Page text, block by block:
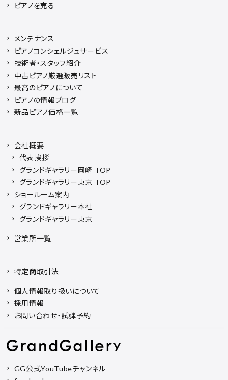
ピアノを売る
メンテナンス
ピアノコンシェルジュサービス
技術者・スタッフ紹介
中古ピアノ厳選販売リスト
最高のピアノについて
ピアノの情報ブログ
新品ピアノ価格一覧
会社概要
代表挨拶
グランドギャラリー岡崎 TOP
グランドギャラリー東京 TOP
ショールーム案内
グランドギャラリー本社
グランドギャラリー東京
営業所一覧
特定商取引法
個人情報取り扱いについて
採用情報
お問い合わせ・試弾予約
GG公式YouTubeチャンネル